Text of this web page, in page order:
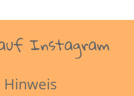
Instagram
Hinweis